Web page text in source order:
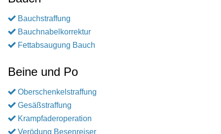
Bauchstraffung
Bauchnabelkorrektur
Fettabsaugung Bauch
Beine und Po
Oberschenkelstraffung
Gesäßstraffung
Krampfaderoperation
Verödung Besenreiser